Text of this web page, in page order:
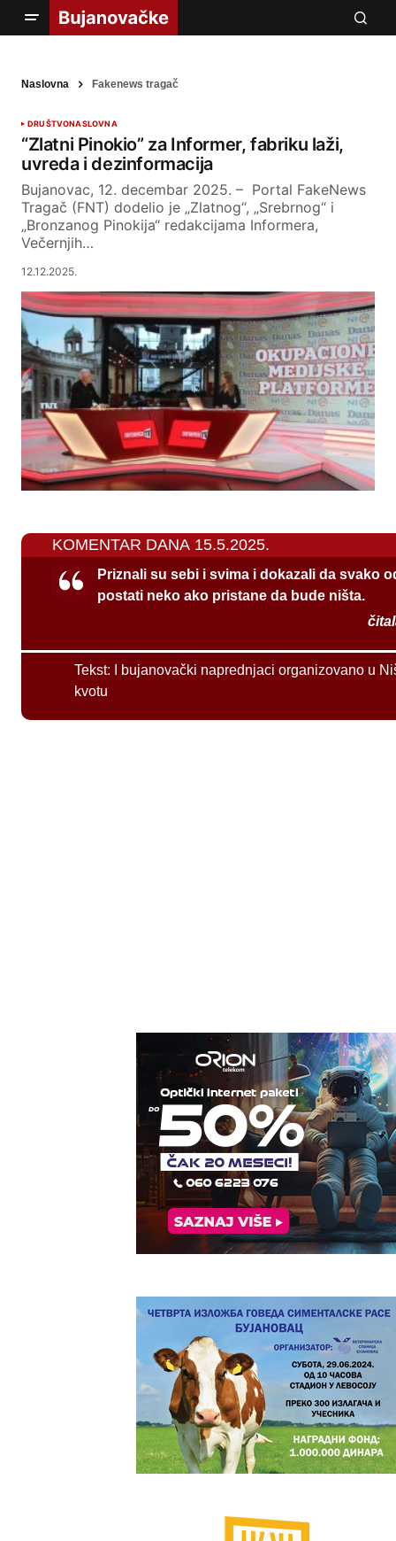
Naslovna Fakenews tragač
DRUŠTVONASLOVNA
“Zlatni Pinokio” za Informer, fabriku laži,
uvreda i dezinformacija
Bujanovac, 12. decembar 2025. – Portal FakeNews
Tragač (FNT) dodelio je „Zlatnog“, „Srebrnog“ i
„Bronzanog Pinokija“ redakcijama Informera,
Večernjih…
12.12.2025.
KOMENTAR DANA 15.5.2025.
Priznali su sebi i svima i dokazali da svako
postati neko ako pristane da bude ništa.
Tekst:
I bujanovački naprednjaci organizovano u
kvotu